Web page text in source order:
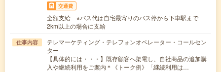
交通費
全額支給 ※バス代は自宅最寄りのバス停から下車駅まで
2km以上の場合に支給
仕事内容
テレマーケティング・テレフォンオペレーター・コールセン
ター
【具体的には・・・】既存顧客へ架電し、自社商品の追加購
入や継続利用をご案内＊《トーク例》「継続利用は…